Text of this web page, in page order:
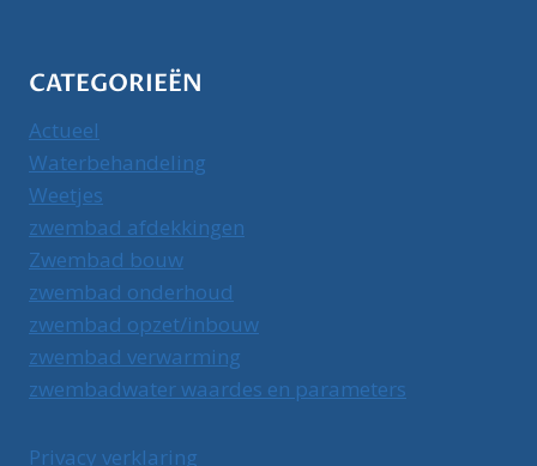
CATEGORIEËN
Actueel
Waterbehandeling
Weetjes
zwembad afdekkingen
Zwembad bouw
zwembad onderhoud
zwembad opzet/inbouw
zwembad verwarming
zwembadwater waardes en parameters
Privacy verklaring